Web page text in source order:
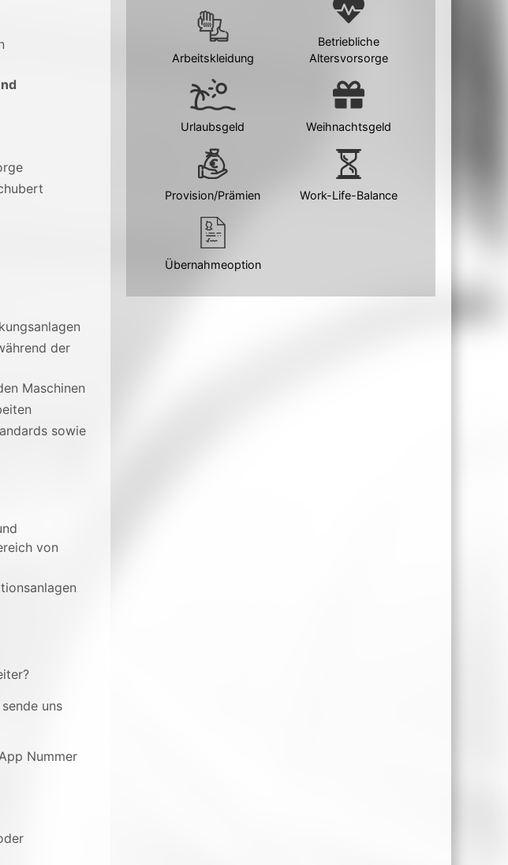
der
Maschinen
sowie
von
uns
Nummer
Arbeitskleidung
Betriebliche
Altersvorsorge
Urlaubsgeld Weihnachtsgeld
Provision/Prämien Work-Life-Balance
Übernahmeoption